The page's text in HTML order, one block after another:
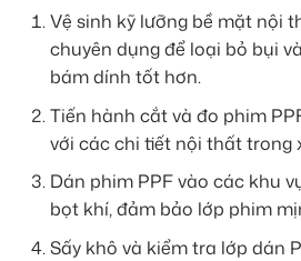
Vệ sinh kỹ lưỡng bề mặt nội
chuyên dụng để loại bỏ bụi
bám dính tốt hơn.
Tiến hành cắt và đo phim
với các chi tiết nội thất trong
Dán phim PPF vào các khu
bọt khí, đảm bảo lớp phim
Sấy khô và kiểm tra lớp dán